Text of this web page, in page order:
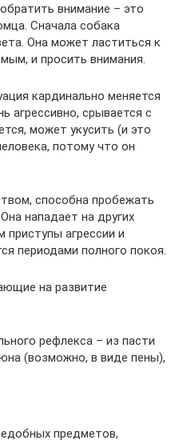
внимание – это
Сначала собака
Она может ластиться к
и просить внимания.
кардинально меняется
агрессивно, срывается с
может укусить (и это
потому что он
способна пробежать
нападает на других
агрессии и
периодами полного покоя.
на развитие
рефлекса – из пасти
(возможно, в виде пены),
предметов,